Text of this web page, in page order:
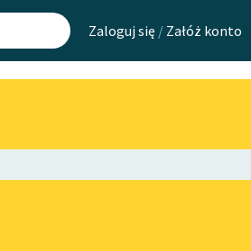
Zaloguj się / Załóż konto
Mapa Wolnych Lektur
Leśmianator
O